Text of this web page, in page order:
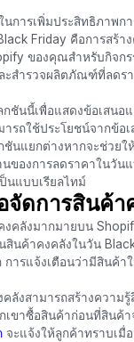
การเพิ่มประสิทธิภาพก
Friday คือการสร้า
ของคุณสำหรับกิจกร
ะสำรวจผลิตภัณฑ์ที่ลดร
ชันนี้เพื่อแสดงข้อเสนอ
รถใช้ประโยชน์จากข้อ
ชันแยกต่างหากจะช่วย
ของการลดราคาในวัน
นแบบเรียลไทม์
จัดการสินค้า
งคลังมากมายบน
นค้าคงคลังในวัน
ารแจ้งเตือนว่ามีสินค้า
ลังสามารถสร้างความรู้
เขาซื้อสินค้าก่อนที่สินค้
จะแจ้งให้ลูกค้าทราบเมื่